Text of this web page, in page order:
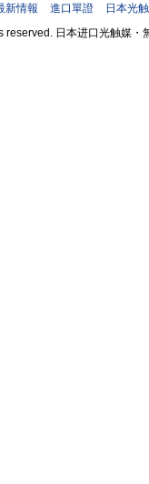
新情報 進口單證
日本光
日本进口光触媒